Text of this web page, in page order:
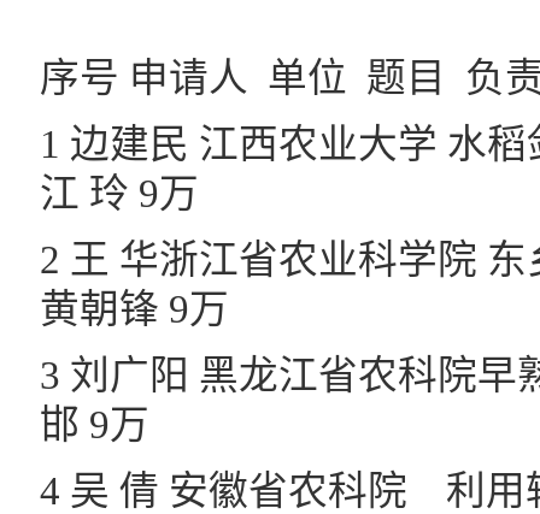
序号 申请人 单位 题目 负
1 边建民 江西农业大学 水
江 玲 9万
2 王 华浙江省农业科学院
黄朝锋 9万
3 刘广阳 黑龙江省农科院早
邯 9万
4 吴 倩 安徽省农科院 利用